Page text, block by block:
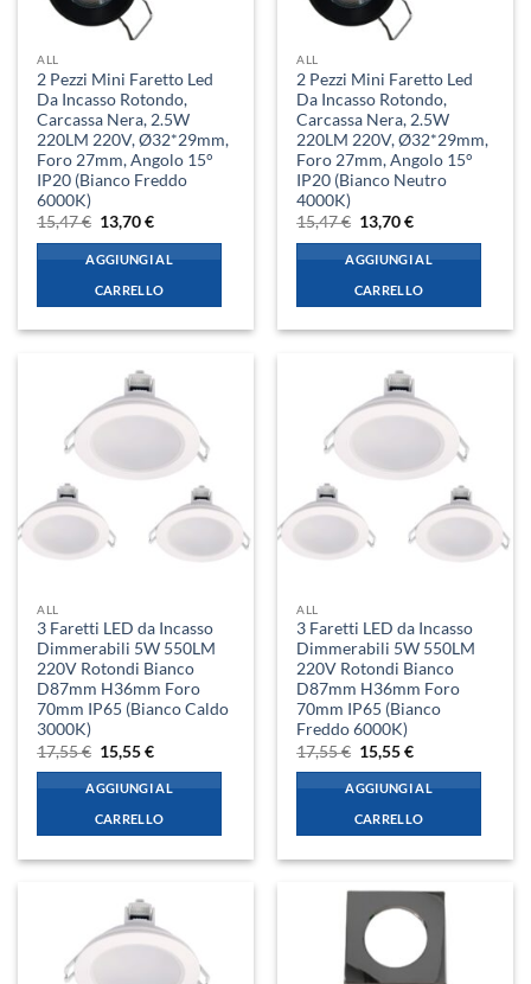
ALL
2 Pezzi Mini Faretto Led
Da Incasso Rotondo,
Carcassa Nera, 2.5W
220LM 220V, Ø32*29mm,
Foro 27mm, Angolo 15°
IP20 (Bianco Freddo
6000K)
15,47€ Il
prezzo
originale
era:
15,47 €.
13,70€Il
attuale
è:
13,70 €.
AGGIUNGI AL
CARRELLO
ALL
2 Pezzi Mini Faretto Led
Da Incasso Rotondo,
Carcassa Nera, 2.5W
220LM 220V, Ø32*29mm,
Foro 27mm, Angolo 15°
IP20 (Bianco Neutro
4000K)
15,47€ Il
prezzo
originale
era:
15,47 €.
13,70€Il
attuale
è:
13,70 €.
AGGIUNGI AL
CARRELLO
ALL
3 Faretti LED da Incasso
Dimmerabili 5W 550LM
220V Rotondi Bianco
D87mm H36mm Foro
70mm IP65 (Bianco Caldo
3000K)
17,55€ Il
prezzo
originale
era:
17,55 €.
15,55€Il
attuale
è:
15,55 €.
AGGIUNGI AL
CARRELLO
ALL
3 Faretti LED da Incasso
Dimmerabili 5W 550LM
220V Rotondi Bianco
D87mm H36mm Foro
70mm IP65 (Bianco
Freddo 6000K)
17,55€ Il
prezzo
originale
era:
17,55 €.
15,55€Il
attuale
è:
15,55 €.
AGGIUNGI AL
CARRELLO